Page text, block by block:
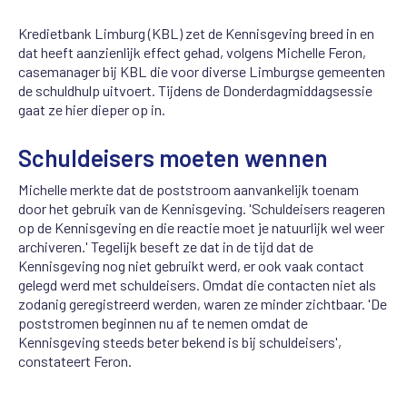
Kredietbank Limburg (KBL) zet de Kennisgeving breed in en
dat heeft aanzienlijk effect gehad, volgens Michelle Feron,
casemanager bij KBL die voor diverse Limburgse gemeenten
de schuldhulp uitvoert. Tijdens de Donderdagmiddagsessie
gaat ze hier dieper op in.
Schuldeisers moeten wennen
Michelle merkte dat de poststroom aanvankelijk toenam
door het gebruik van de Kennisgeving. 'Schuldeisers reageren
op de Kennisgeving en die reactie moet je natuurlijk wel weer
archiveren.' Tegelijk beseft ze dat in de tijd dat de
Kennisgeving nog niet gebruikt werd, er ook vaak contact
gelegd werd met schuldeisers. Omdat die contacten niet als
zodanig geregistreerd werden, waren ze minder zichtbaar. 'De
poststromen beginnen nu af te nemen omdat de
Kennisgeving steeds beter bekend is bij schuldeisers',
constateert Feron.